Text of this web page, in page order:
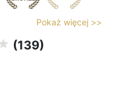
Pokaż więcej >>
(139)